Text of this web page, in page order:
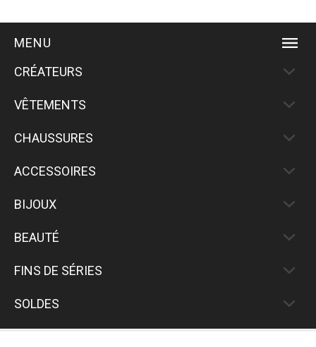
MENU
CRÉATEURS
VÊTEMENTS
CHAUSSURES
ACCESSOIRES
BIJOUX
BEAUTÉ
FINS DE SÉRIES
SOLDES